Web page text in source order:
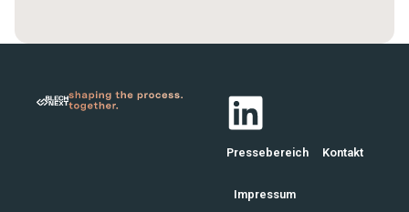
Pressebereich Kontakt
Impressum